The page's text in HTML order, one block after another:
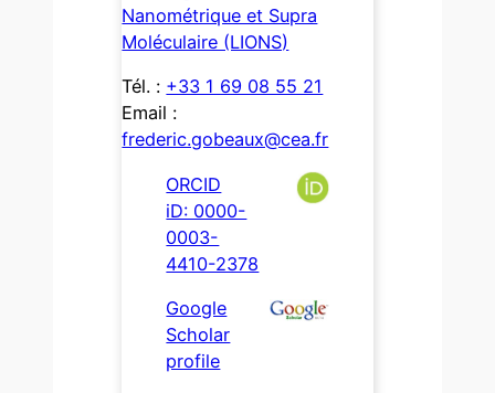
Nanométrique et Supra
Moléculaire (LIONS)
Tél. : +33 1 69 08 55 21
Email :
frederic.gobeaux@cea.fr
ORCID
iD: 0000-
0003-
4410-2378
Google
Scholar
profile